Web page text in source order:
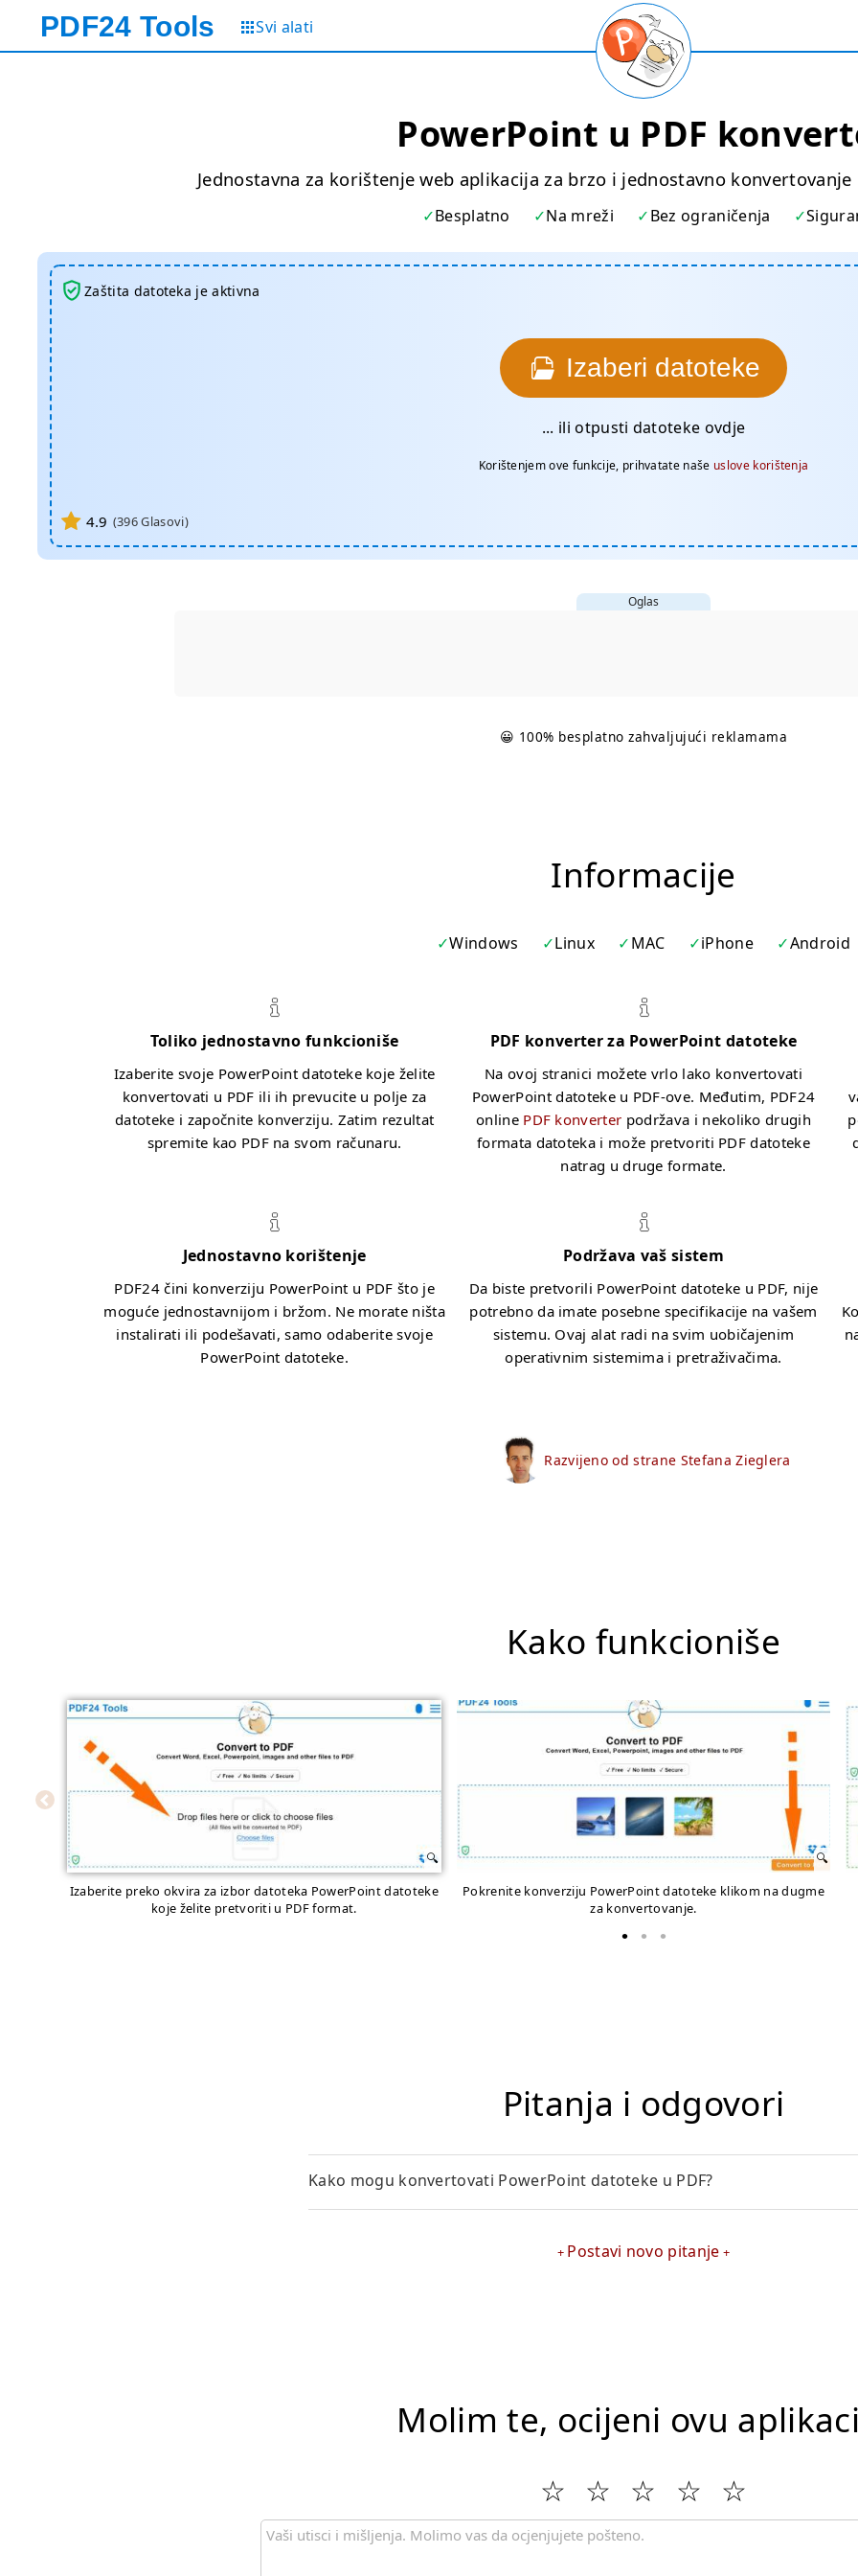
PDF24 Tools Svi alati
PowerPoint u PDF
Jednostavna za korištenje web aplikacija za brzo i jednostavno
Besplatno Na mreži Bez ograničenja
Izaberi datoteke
... ili otpusti datoteke ovdje
Korištenjem ove funkcije, prihvatate naše uslove korištenja
4.9 (396Glasovi)
Zaštita datoteka je aktivna
Oglas
😀 100% besplatno zahvaljujući reklamama
Informacije
Windows Linux MAC iPhone Android
Toliko jednostavno funkcioniše
Izaberite svoje PowerPoint datoteke koje želite
konvertovati u PDF ili ih prevucite u polje za
datoteke i započnite konverziju. Zatim rezultat
spremite kao PDF na svom računaru.
PDF konverter za PowerPoint datoteke
Na ovoj stranici možete vrlo lako konvertovati
PowerPoint datoteke u PDF-ove. Međutim, PDF24
online PDF konverter podržava i nekoliko drugih
formata datoteka i može pretvoriti PDF datoteke
natrag u druge formate.
Jednostavno korištenje
PDF24 čini konverziju PowerPoint u PDF što je
moguće jednostavnijom i bržom. Ne morate ništa
instalirati ili podešavati, samo odaberite svoje
PowerPoint datoteke.
Podržava vaš sistem
Da biste pretvorili PowerPoint datoteke u PDF, nije
potrebno da imate posebne specifikacije na vašem
sistemu. Ovaj alat radi na svim uobičajenim
operativnim sistemima i pretraživačima.
Razvijeno od strane Stefana Zieglera
Kako funkcioniše
Izaberite preko okvira za izbor datoteka PowerPoint datoteke
koje želite pretvoriti u PDF format.
Pokrenite konverziju PowerPoint datoteke klikom na dugme
za konvertovanje.
Pitanja i odgovori
Kako mogu konvertovati PowerPoint datoteke u PDF?
Postavi novo pitanje
Molim te, ocijeni ovu